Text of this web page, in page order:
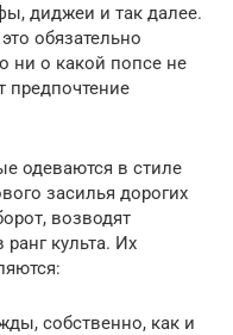
диджеи и так далее.
обязательно
ни о какой попсе не
предпочтение
одеваются в стиле
засилья дорогих
возводят
культа. Их
собственно, как и